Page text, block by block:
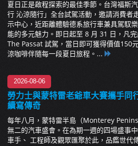
夏日正是啟程探索的最佳季節。台灣福斯
行 沁涼隨行」全台試駕活動，邀請消費者
示中心，近距離體驗德系旅行車兼具駕馭
能的多元魅力。即日起至 8 月 31 日，凡
The Passat 試駕，當日即可獲得價值150
涼咖啡伴隨每一段夏日旅程。...
2026-08-06
勞力士與蒙特雷老爺車大賽攜手同
續寫傳奇
每年八月，蒙特雷半島（Monterey
無二的汽車盛會。在為期一週的四場盛事
車手、 工程師及觀眾匯聚於此，品鑑世代